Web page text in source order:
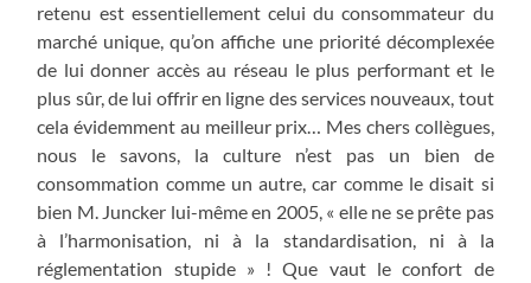
retenu est essentiellement celui du consommateur du
marché unique, qu’on affiche une priorité décomplexée
de lui donner accès au réseau le plus performant et le
plus sûr, de lui offrir en ligne des services nouveaux, tout
cela évidemment au meilleur prix… Mes chers collègues,
nous le savons, la culture n’est pas un bien de
consommation comme un autre, car comme le disait si
bien M. Juncker lui-même en 2005, « elle ne se prête pas
à l’harmonisation, ni à la standardisation, ni à la
réglementation stupide » ! Que vaut le confort de